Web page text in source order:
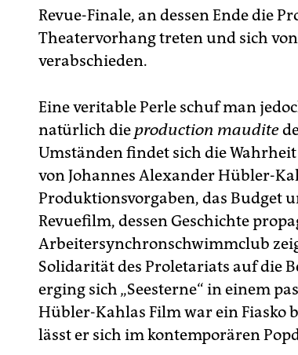
Revue-Finale, an dessen Ende die
Theatervorhang treten und sich
verabschieden.
Eine veritable Perle schuf man
natürlich die production maudite
Umständen findet sich die Wahrheit
von Johannes Alexander Hübler-
Produktionsvorgaben, das Budget
Revuefilm, dessen Geschichte
Arbeitersynchronschwimmclub
Solidarität des Proletariats auf die
erging sich „Seesterne“ in einem
Hübler-Kahlas Film war ein Fiasko
lässt er sich im kontemporären